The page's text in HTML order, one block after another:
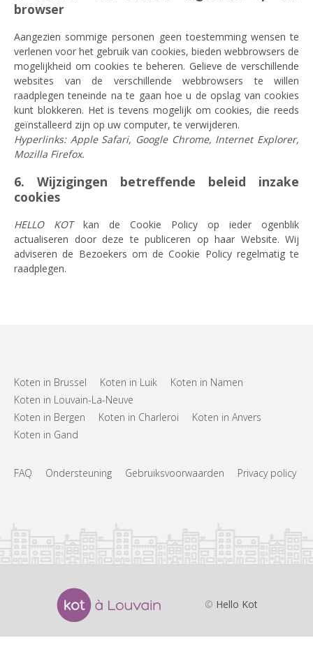
browser
Aangezien sommige personen geen toestemming wensen te
verlenen voor het gebruik van cookies, bieden webbrowsers de
mogelijkheid om cookies te beheren. Gelieve de verschillende
websites van de verschillende webbrowsers te willen
raadplegen teneinde na te gaan hoe u de opslag van cookies
kunt blokkeren. Het is tevens mogelijk om cookies, die reeds
geïnstalleerd zijn op uw computer, te verwijderen.
Hyperlinks: Apple Safari, Google Chrome, Internet Explorer,
Mozilla Firefox.
6. Wijzigingen betreffende beleid inzake
cookies
HELLO KOTkan de Cookie Policy op ieder ogenblik
actualiseren door deze te publiceren op haar Website. Wij
adviseren de Bezoekers om de Cookie Policy regelmatig te
raadplegen.
Koten in Brussel Koten in Luik
Koten in Namen
Koten in Louvain-La-Neuve
Koten in Bergen
Koten in Charleroi
Koten in Anvers
Koten in Gand
FAQ Ondersteuning Gebruiksvoorwaarden Privacy policy
© Hello Kot